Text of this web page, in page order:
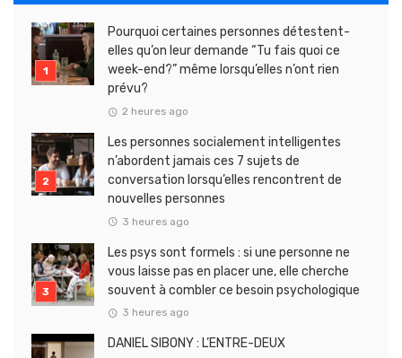
Pourquoi certaines personnes détestent-
elles qu’on leur demande “Tu fais quoi ce
week-end?” même lorsqu’elles n’ont rien
prévu?
2 heures ago
Les personnes socialement intelligentes
n’abordent jamais ces 7 sujets de
conversation lorsqu’elles rencontrent de
nouvelles personnes
3 heures ago
Les psys sont formels : si une personne ne
vous laisse pas en placer une, elle cherche
souvent à combler ce besoin psychologique
3 heures ago
DANIEL SIBONY : L’ENTRE-DEUX